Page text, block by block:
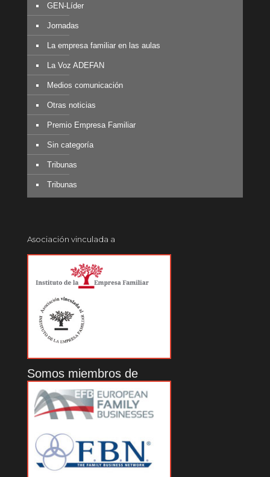
GEN-Líder
Jornadas
La empresa familiar en las aulas
La Voz ADEFAN
Medios comunicación
Otras noticias
Premio Empresa Familiar
Sin categoría
Tribunas
Tribunas
Asociación vinculada a
Somos miembros de